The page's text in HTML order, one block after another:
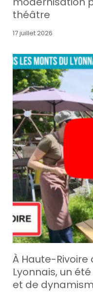
théâtre
17 juillet 2026
À Haute-
Lyonnais, un
et de